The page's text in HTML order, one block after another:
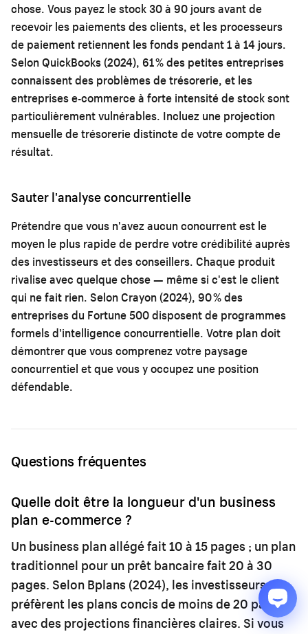
chose. Vous payez le stock 30 à 90 jours avant de
recevoir les paiements des clients, et les processeurs
de paiement retiennent les fonds pendant 1 à 14 jours.
Selon QuickBooks (2024), 61 % des petites entreprises
connaissent des problèmes de trésorerie, et les
entreprises e-commerce à forte intensité de stock sont
particulièrement vulnérables. Incluez une projection
mensuelle de trésorerie distincte de votre compte de
résultat.
Sauter l'analyse concurrentielle
Prétendre que vous n'avez aucun concurrent est le
moyen le plus rapide de perdre votre crédibilité auprès
des investisseurs et des conseillers. Chaque produit
rivalise avec quelque chose — même si c'est le client
qui ne fait rien. Selon Crayon (2024), 90 % des
entreprises du Fortune 500 disposent de programmes
formels d'intelligence concurrentielle. Votre plan doit
démontrer que vous comprenez votre paysage
concurrentiel et que vous y occupez une position
défendable.
Questions fréquentes
Quelle doit être la longueur d'un business
plan e-commerce ?
Un business plan allégé fait 10 à 15 pages ; un plan
traditionnel pour un prêt bancaire fait 20 à 30
pages. Selon Bplans (2024), les investisseurs
préfèrent les plans concis de moins de 20 pages
avec des projections financières claires. Si vous